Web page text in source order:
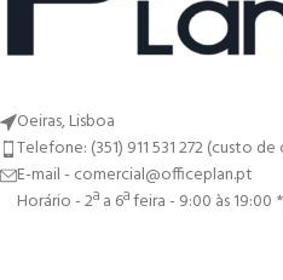
Oeiras, Lisboa
Telefone: (351) 911 531 272 (custo
E-mail - comercial@officeplan.pt
Horário - 2ª a 6ª feira - 9:00 às